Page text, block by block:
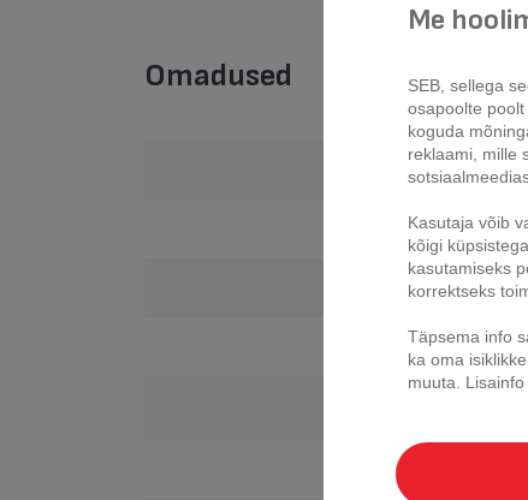
Omadused
Sisemine
Väline
Materjal
Ühilduvus
Me
SEB, sellega
osapoolte
koguda
reklaami, mille
Kasutaja võib
kõigi
kasutamiseks
korrektseks
Täpsema info
ka oma
muuta.